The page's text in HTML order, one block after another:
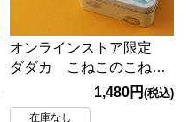
オンラインストア限定
ダダカ こねこのこねこ
miniGoodNight18p
1,480円 (税込)
在庫なし